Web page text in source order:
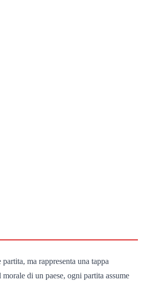
ma rappresenta una tappa
di un paese, ogni partita assume